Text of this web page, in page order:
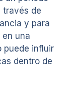
través de
y para
una
puede influir
dentro de